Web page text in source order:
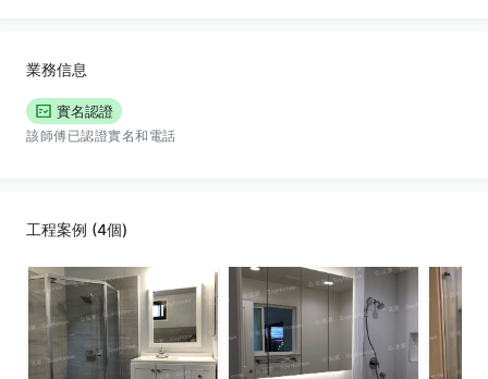
業務信息
實名認證
該師傅已認證實名和電話
工程案例 (4個)